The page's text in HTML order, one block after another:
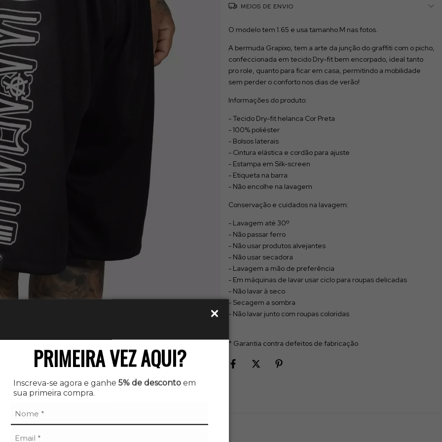
PRIMEIRA VEZ AQUI?
Inscreva-se agora e ganhe 5% de desconto em
sua primeira compra.
MEIOS DE ENVIO
O modelo tem 1.65 e usa tamanho M nas fotos.
A bermuda Grapixo, tem a arte da junção do graffiti com o picho,
confeccionada em tecido Dry-fit bem encorpado, ideal tanto
pro role, quanto para ficar em casa, permitindo a mobilidade
sem perder o conforto nos dias de verão!
Informações do produto:
- Tecido Dry-fit helanca Cor Preta
- 100% poliéster
- Bolsos laterais
- Cintura elástica e cordão para ajuste
- Estampa em Silk-screen
- Etiqueta na barra
- Não encolhe na lavagem
Conservação e cuidados na lavagem:
- Lavagem até 30º
- Não passar ferro
- Não usar produtos alvejantes
- Não usar secadora
- Lavagem a mão de preferência
- Em máquinas de lavar usar ciclo para roupas delicadas
- Não lavar à seco
- Secagem a sombra
- Não lavar junto com roupas coloridas
* Garantia contra defeitos de fabricação